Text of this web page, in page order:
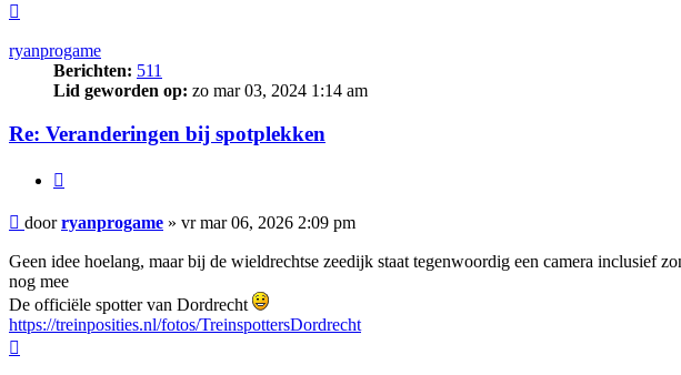
ryanprogame
Berichten: 511
Lid geworden op: zo mar 03, 2024 1:14 am
Re: Veranderingen bij spotplekken
Bericht
doorryanprogame » vr mar 06, 2026 2:09 pm
Geen idee hoelang, maar bij de wieldrechtse zeedijk staat tegenwoordig een camera inclusief
nog mee
De officiële spotter van Dordrecht
https://treinposities.nl/fotos/TreinspottersDordrecht